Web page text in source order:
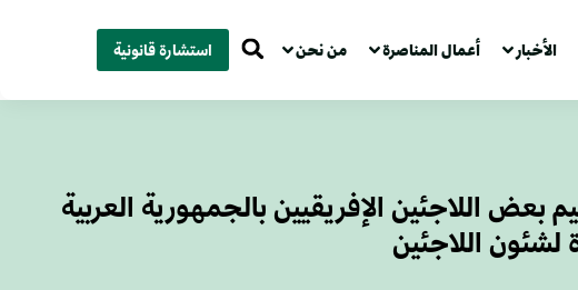
الأخبار أعمال المناصرة من نحن استشارة قانونية
معونة لتعليم بعض اللاجئين الإفريقيين بالجمهورية العربية
اللاجئين